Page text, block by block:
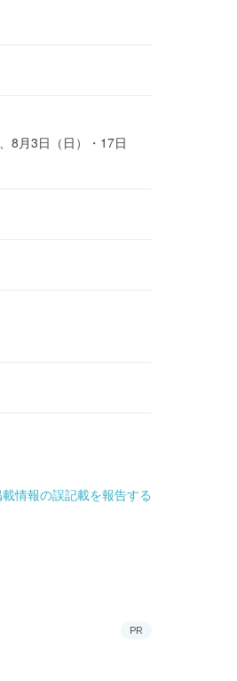
8月3日（日）・17日
情報の誤記載を報告する
PR